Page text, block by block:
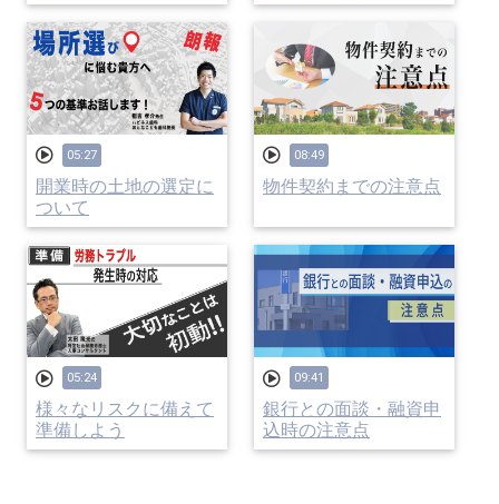
05:27
開業時の土地の選定に
ついて
08:49
物件契約までの注意点
05:24
様々なリスクに備えて
準備しよう
09:41
銀行との面談・融資申
込時の注意点